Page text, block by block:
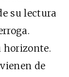
su lectura
horizonte.
de